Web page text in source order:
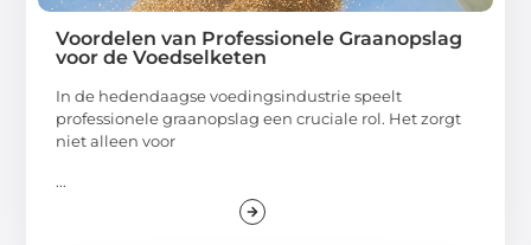
Voordelen van Professionele Graanopslag
voor de Voedselketen
In de hedendaagse voedingsindustrie speelt
professionele graanopslag een cruciale rol. Het zorgt
niet alleen voor
...